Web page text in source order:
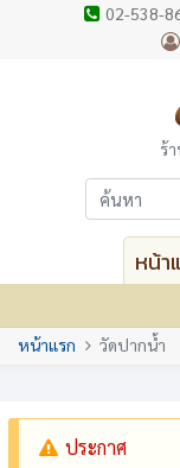
02-538-
ร้
หน้า
หน้าแรก วัดปากน้ำ
ประกาศ